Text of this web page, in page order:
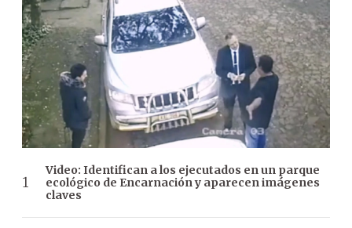
Video: Identifican a los ejecutados en un parque
ecológico de Encarnación y aparecen imágenes
claves